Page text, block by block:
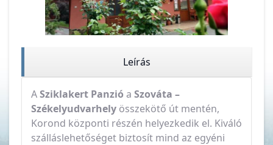
Leírás
ASziklakert Panzió a Szováta –
Székelyudvarhely összekötő út mentén,
Korond központi részén helyezkedik el. Kiváló
szálláslehetőséget biztosít mind az egyéni